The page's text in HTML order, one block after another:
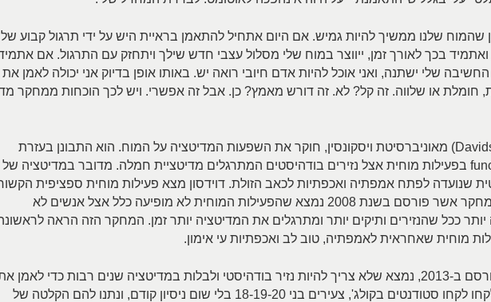
שהמוח שלנו ממשיך להיות גמיש. אם היום אתחיל להתאמן בראיית היש על ידי תרגול קבוע של
בכך לאורך זמן, ייווצר במוח שלי מסלול עצבי חדש שילך ויתחזק עם התרגול. אם
שלי ישתנה, ואני אוכל להיות אדם חיובי רואה יש. באותו אופן בדיוק אני יכולה לאמן את
חומלת או שלווה. זה קל? לא. זה דורש מאמץ? כן. אבל זה אפשרי. ויש לכך הוכחות ממחקר
ריצ'רד דוידסון (Davidson) מאוניברסיטת ויסקונסין, חוקר את השפעות המדיטציה על המוח. הוא התבונן בעזרת
מכשיר functional MRI בפעילות מוחית אצל נזירים בודהיסטים המתרגלים מדיטציית חמלה. מדובר במדיטציה של
שנועדה לפתח אמפתיה ואכפתיות לכאב הזולת. דוידסון מצא פעילות מוחית ספציפית
לרגשות החמלה. במחקר אשר פורסם בשנת 2008 נמצא שהפעילות המוחית לא מופיעה כלל אצל אנשים לא
יותר ככל שהנזירים ותיקים יותר ומתרגלים את המדיטציה יותר זמן. המחקר הזה הראה
מוחית שאחראית לאמפתיה, טוב לב ואכפתיות עי אימון.
במחקר המשך שפורסם ב-2013, נמצא שלא צריך להיות נזיר בודהיסטי ולבלות במדיטציה שנים רבות כדי לאמן
המוח. במחקר זה לקחו לקחו סטודנטים בקולג', צעירים בני 18-19-20 בלי שום ניסיון קודם, ונתנו להם הקלטה של